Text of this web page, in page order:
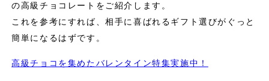
の高級チョコレートをご紹介します。
これを参考にすれば、相手に喜ばれるギフト選びがぐっと
簡単になるはずです。
高級チョコを集めたバレンタイン特集実施中！